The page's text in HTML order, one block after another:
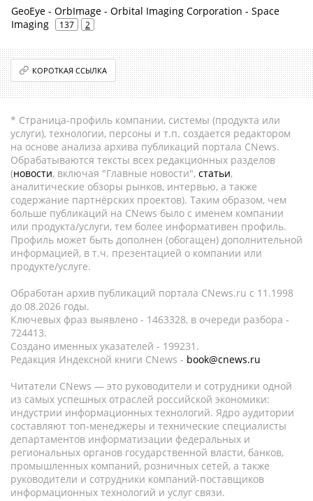
GeoEye - OrbImage - Orbital Imaging Corporation - Space
Imaging
137 2
КОРОТКАЯ ССЫЛКА
* Страница-профиль компании, системы (продукта или
услуги), технологии, персоны и т.п. создается редактором
на основе анализа архива публикаций портала CNews.
Обрабатываются тексты всех редакционных разделов
(новости, включая "Главные новости", статьи,
аналитические обзоры рынков, интервью, а также
содержание партнёрских проектов). Таким образом, чем
больше публикаций на CNews было с именем компании
или продукта/услуги, тем более информативен профиль.
Профиль может быть дополнен (обогащен) дополнительной
информацией, в т.ч. презентацией о компании или
продукте/услуге.
Обработан архив публикаций портала CNews.ru c 11.1998
до 08.2026 годы.
Ключевых фраз выявлено - 1463328, в очереди разбора -
724413.
Создано именных указателей - 199231.
Редакция Индексной книги CNews - book@cnews.ru
Читатели CNews — это руководители и сотрудники одной
из самых успешных отраслей российской экономики:
индустрии информационных технологий. Ядро аудитории
составляют топ-менеджеры и технические специалисты
департаментов информатизации федеральных и
региональных органов государственной власти, банков,
промышленных компаний, розничных сетей, а также
руководители и сотрудники компаний-поставщиков
информационных технологий и услуг связи.